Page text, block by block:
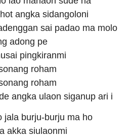
angka sidangoloni
sai padao ma molo
adong pe
pingkiranmi
roham
roham
angka ulaon siganup ari i
jala burju-burju ma ho
akka siulaonmi